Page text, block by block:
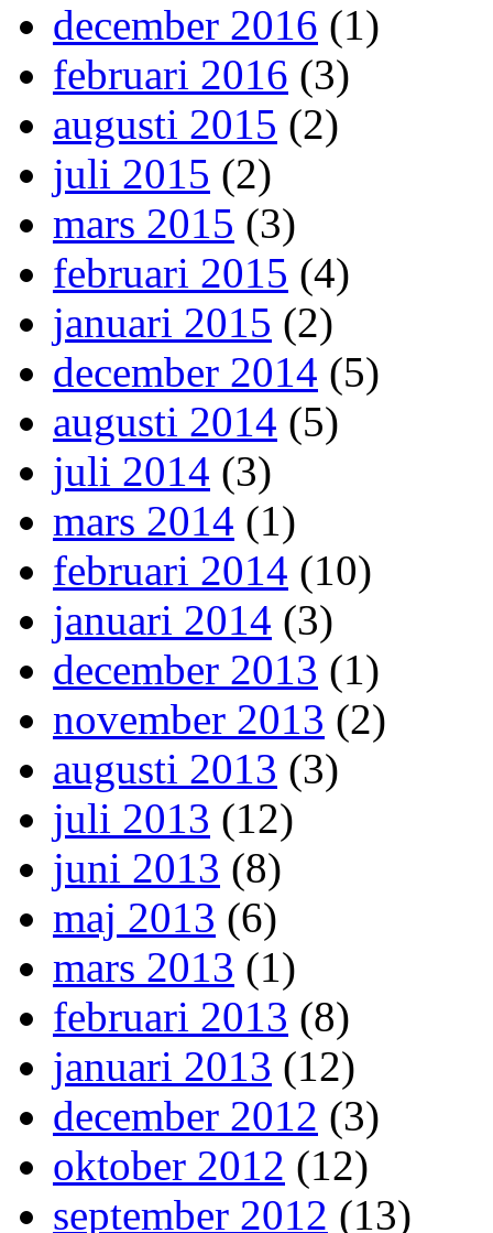
december 2016 (1)
februari 2016 (3)
augusti 2015 (2)
juli 2015 (2)
mars 2015 (3)
februari 2015 (4)
januari 2015 (2)
december 2014 (5)
augusti 2014 (5)
juli 2014 (3)
mars 2014 (1)
februari 2014 (10)
januari 2014 (3)
december 2013 (1)
november 2013 (2)
augusti 2013 (3)
juli 2013 (12)
juni 2013 (8)
maj 2013 (6)
mars 2013 (1)
februari 2013 (8)
januari 2013 (12)
december 2012 (3)
oktober 2012 (12)
september 2012 (13)